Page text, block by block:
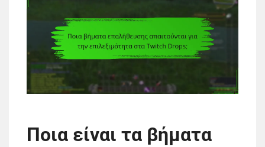
Ποια είναι τα βήματα